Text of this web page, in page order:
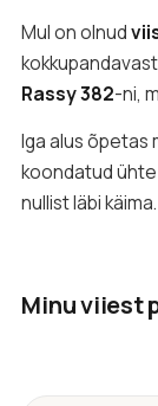
Mul on olnud
Rassy 382-ni,
Iga alus õpetas
koondatud
nullist läbi käima.
Minu viiest